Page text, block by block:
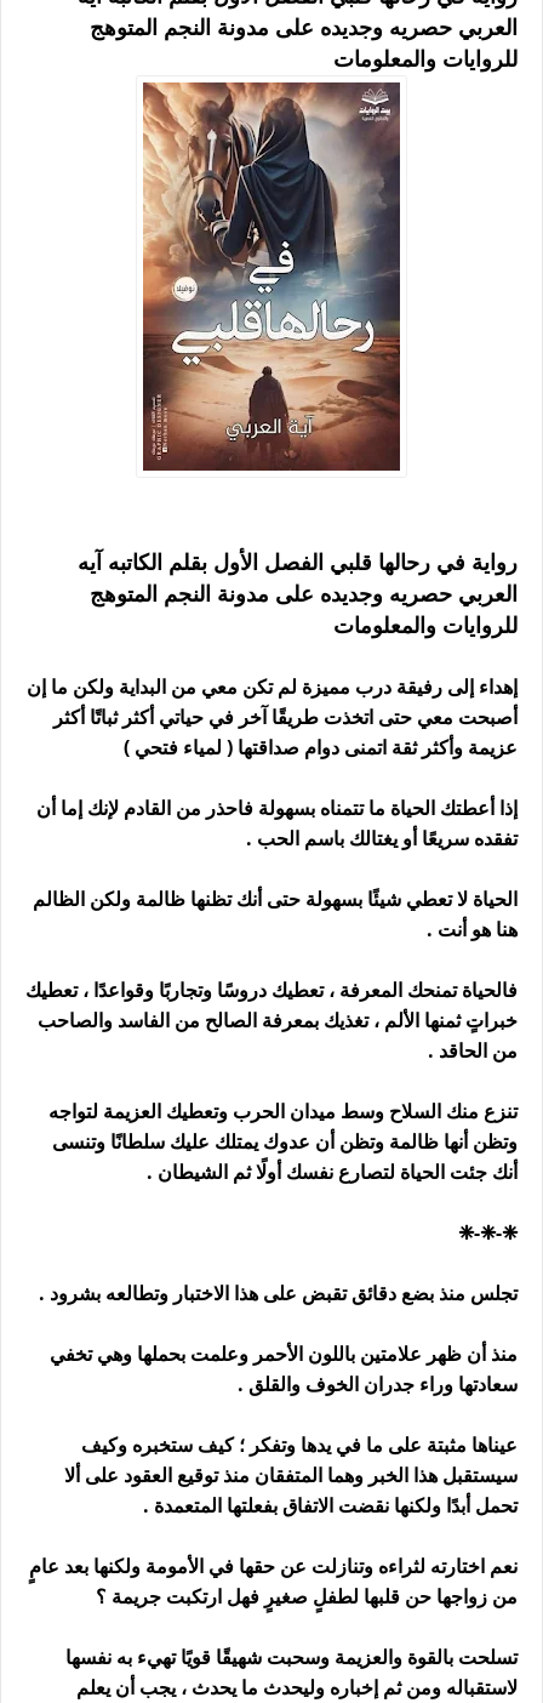
العربي حصريه وجديده على مدونة النجم المتوهج
للروايات والمعلومات
رواية في رحالها قلبي الفصل الأول بقلم الكاتبه آيه
العربي حصريه وجديده على مدونة النجم المتوهج
للروايات والمعلومات
إهداء إلى رفيقة درب مميزة لم تكن معي من البداية ولكن ما إن
أصبحت معي حتى اتخذت طريقًا آخر في حياتي أكثر ثباتًا أكثر
عزيمة وأكثر ثقة اتمنى دوام صداقتها ( لمياء فتحي )
إذا أعطتك الحياة ما تتمناه بسهولة فاحذر من القادم لإنك إما أن
تفقده سريعًا أو يغتالك باسم الحب .
الحياة لا تعطي شيئًا بسهولة حتى أنك تظنها ظالمة ولكن الظالم
هنا هو أنت .
فالحياة تمنحك المعرفة ، تعطيك دروسًا وتجاربًا وقواعدًا ، تعطيك
خبراتٍ ثمنها الألم ، تغذيك بمعرفة الصالح من الفاسد والصاحب
من الحاقد .
تنزع منك السلاح وسط ميدان الحرب وتعطيك العزيمة لتواجه
وتظن أنها ظالمة وتظن أن عدوك يمتلك عليك سلطانًا وتنسى
أنك جئت الحياة لتصارع نفسك أولًا ثم الشيطان .
❈-❈-❈
تجلس منذ بضع دقائق تقبض على هذا الاختبار وتطالعه بشرود .
منذ أن ظهر علامتين باللون الأحمر وعلمت بحملها وهي تخفي
سعادتها وراء جدران الخوف والقلق .
عيناها مثبتة على ما في يدها وتفكر ؛ كيف ستخبره وكيف
سيستقبل هذا الخبر وهما المتفقان منذ توقيع العقود على ألا
تحمل أبدًا ولكنها نقضت الاتفاق بفعلتها المتعمدة .
نعم اختارته لثراءه وتنازلت عن حقها في الأمومة ولكنها بعد عامٍ
من زواجها حن قلبها لطفلٍ صغيرٍ فهل ارتكبت جريمة ؟
تسلحت بالقوة والعزيمة وسحبت شهيقًا قويًا تهيء به نفسها
لاستقباله ومن ثم إخباره وليحدث ما يحدث ، يجب أن يعلم